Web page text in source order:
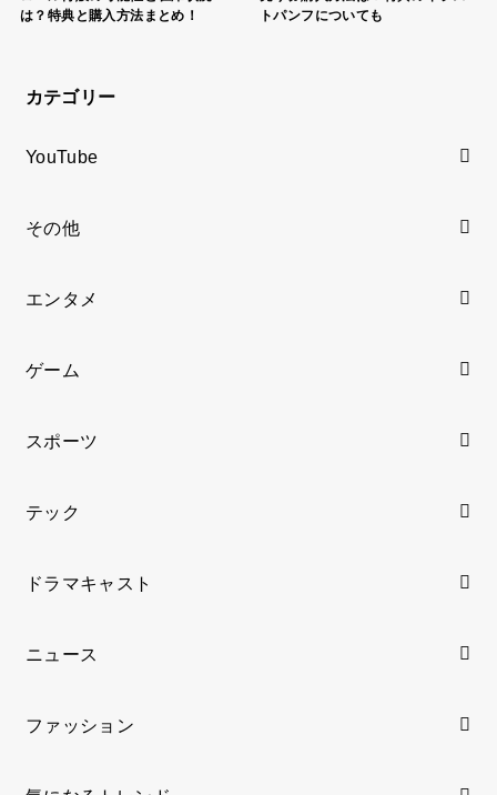
は？特典と購入方法まとめ！
トパンフについても
カテゴリー
YouTube
その他
エンタメ
ゲーム
スポーツ
テック
ドラマキャスト
ニュース
ファッション